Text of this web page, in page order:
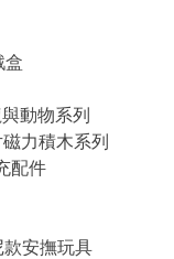
盒
動物系列
力積木系列
配件
安撫玩具